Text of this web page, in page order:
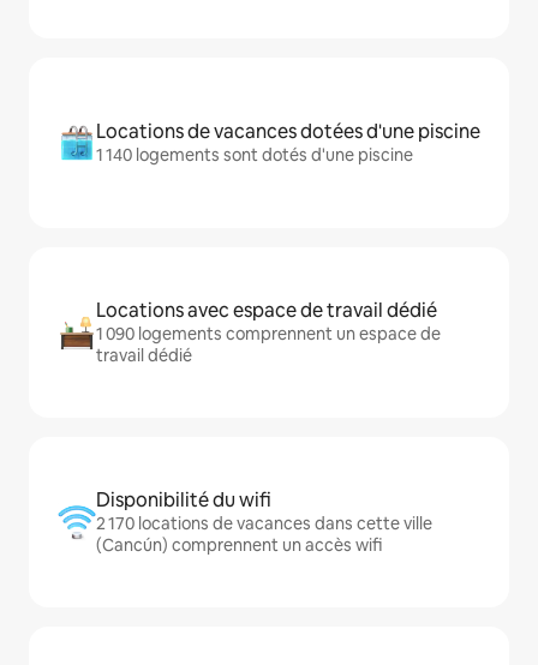
Locations de vacances dotées d'une piscine
1 140 logements sont dotés d'une piscine
Locations avec espace de travail dédié
1 090 logements comprennent un espace de
travail dédié
Disponibilité du wifi
2 170 locations de vacances dans cette ville
(Cancún) comprennent un accès wifi